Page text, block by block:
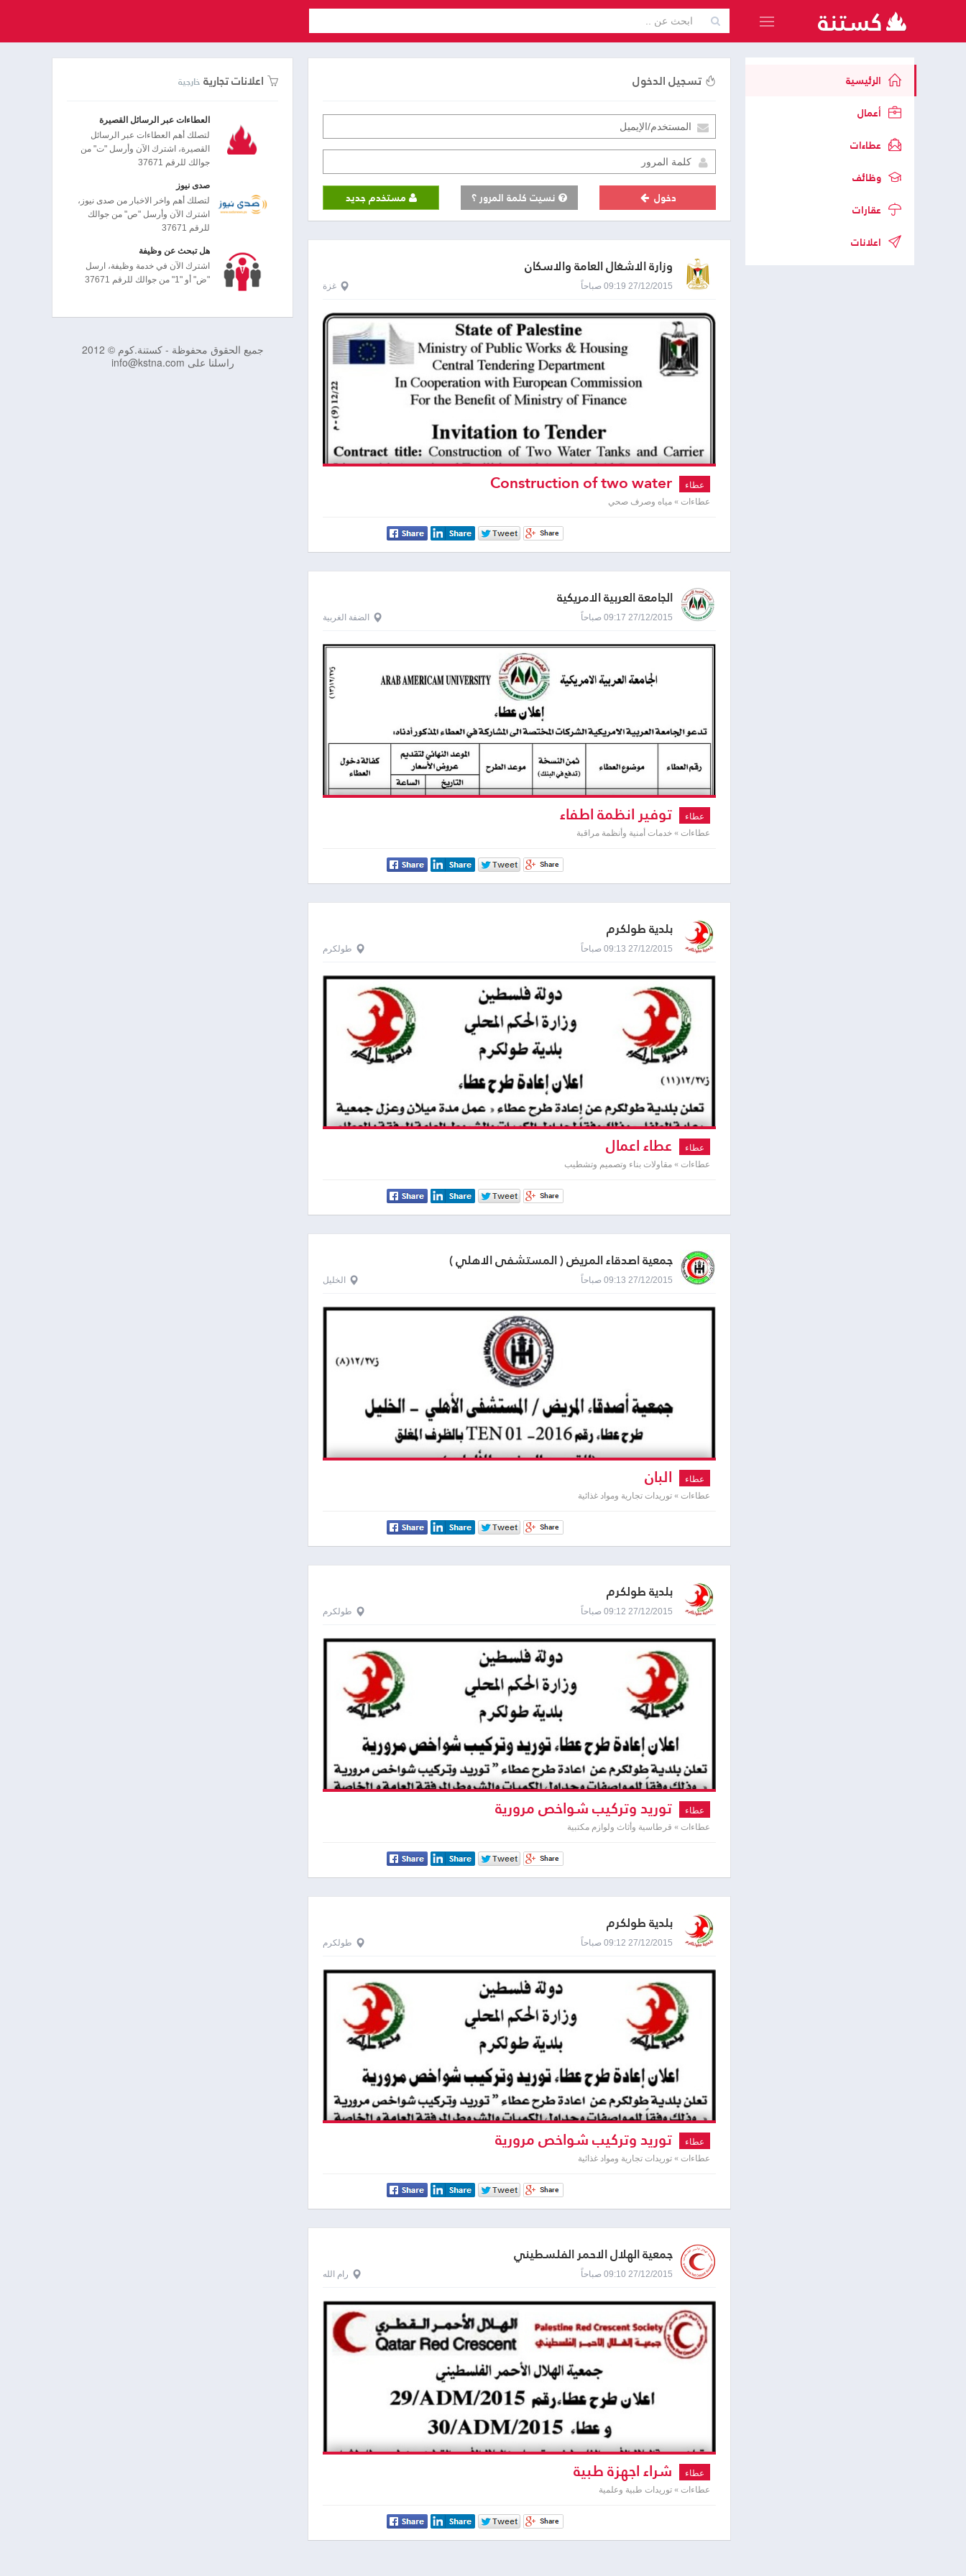
الرئيسية
أعمال
عطاءات
وظائف
عقارات
اعلانات
اعلانات تجارية خارجية
العطاءات عبر الرسائل القصيرة
لتصلك أهم العطاءات عبر الرسائل
القصيرة، اشترك الآن وأرسل "ت" من
جوالك للرقم 37671
صدى نيوز
لتصلك أهم واخر الاخبار من صدى نيوز،
اشترك الآن وأرسل "ص" من جوالك
للرقم 37671
هل تبحث عن وظيفة
اشترك الآن في خدمة وظيفة، ارسل
"ض" أو "1" من جوالك للرقم 37671
جميع الحقوق محفوظة - كستنة.كوم © 2012
راسلنا على info@kstna.com
تسجيل الدخول
دخول نسيت كلمة المرور ؟ مستخدم جديد
وزارة الاشغال العامة والاسكان
27/12/2015 09:19 صباحاً غزة
عطاء
عطاءات » مياه وصرف صحي
الجامعة العربية الامريكية
27/12/2015 09:17 صباحاً الضفة الغربية
عطاء توفير انظمة اطفاء
عطاءات » خدمات أمنية وأنظمة مراقبة
بلدية طولكرم
27/12/2015 09:13 صباحاً طولكرم
عطاء عطاء اعمال
عطاءات » مقاولات بناء وتصميم وتشطيب
جمعية اصدقاء المريض ( المستشفى الاهلي )
27/12/2015 09:13 صباحاً الخليل
عطاء البان
عطاءات » توريدات تجارية ومواد غذائية
بلدية طولكرم
27/12/2015 09:12 صباحاً طولكرم
عطاء توريد وتركيب شواخص مرورية
عطاءات » قرطاسية وأثاث ولوازم مكتبية
بلدية طولكرم
27/12/2015 09:12 صباحاً طولكرم
عطاء توريد وتركيب شواخص مرورية
عطاءات » توريدات تجارية ومواد غذائية
جمعية الهلال الاحمر الفلسطيني
27/12/2015 09:10 صباحاً رام الله
عطاء شراء اجهزة طبية
عطاءات » توريدات طبية وعلمية